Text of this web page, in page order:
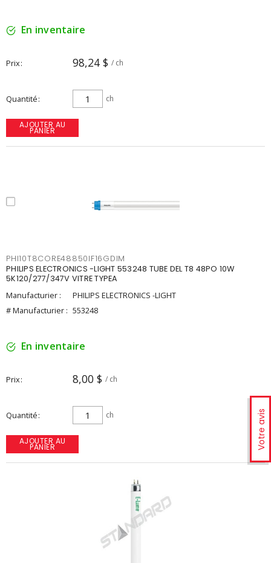
Votre avis
En inventaire
Prix 98,24 $ / ch
Quantité ch
AJOUTER AU
PANIER
PHI10T8CORE48850IF16GDIM
PHILIPS ELECTRONICS -LIGHT 553248 TUBE DEL T8 48PO 10W
5K120/277/347V VITRE TYPEA
Manufacturier :
PHILIPS ELECTRONICS -LIGHT
# Manufacturier : 553248
En inventaire
Prix 8,00 $ / ch
Quantité ch
AJOUTER AU
PANIER